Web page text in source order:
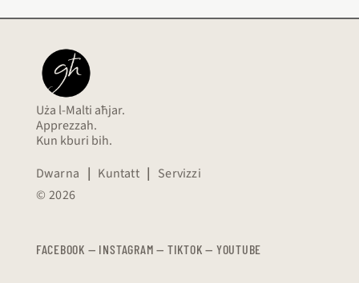
Uża l-Malti aħjar.
Apprezzah.
Kun kburi bih.
Dwarna | Kuntatt | Servizzi
© 2026
FACEBOOK — INSTAGRAM — TIKTOK — YOUTUBE